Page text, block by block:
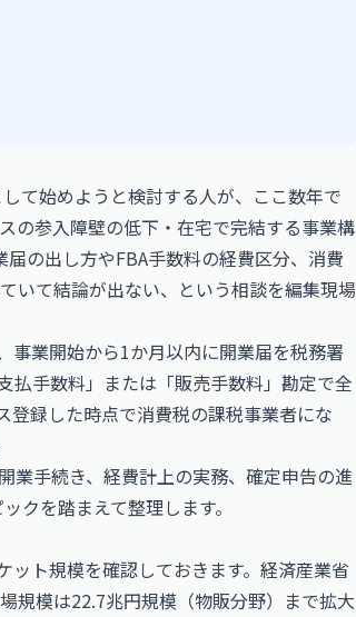
て始めようと検討する人が、ここ数年で
の参入障壁の低下・在宅で完結する事業構
の出し方やFBA手数料の経費区分、消費
いて結論が出ない、という相談を編集現場
事業開始から1か月以内に開業届を税務署
払手数料」または「販売手数料」勘定で全
録した時点で消費税の課税事業者にな
業手続き、経費計上の実務、確定申告の進
クを踏まえて整理します。
ット規模を確認しておきます。経済産業省
規模は22.7兆円規模（物販分野）まで拡大